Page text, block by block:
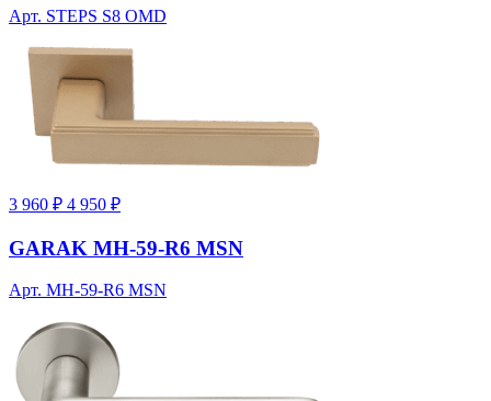
Арт. STEPS S8 OMD
3 960 ₽ 4 950 ₽
GARAK MH-59-R6 MSN
Арт. MH-59-R6 MSN